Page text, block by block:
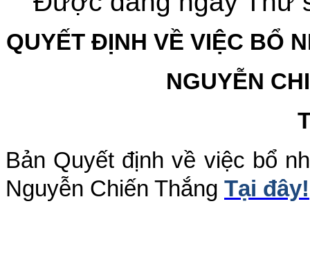
QUYẾT ĐỊNH VỀ VIỆC BỔ
NGUYỄN
Bản Quyết định về việc bổ
Nguyễn Chiến Thắng Tại đây!